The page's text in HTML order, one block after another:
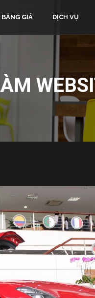
BẢNG GIÁ DỊCH VỤ